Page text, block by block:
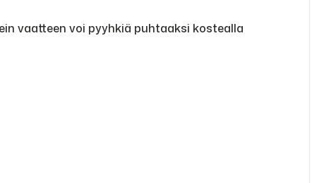
vaatteen voi pyyhkiä puhtaaksi kostealla